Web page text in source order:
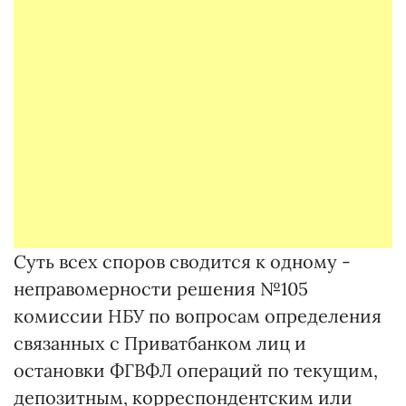
Суть всех споров сводится к одному -
неправомерности решения №105
комиссии НБУ по вопросам определения
связанных с Приватбанком лиц и
остановки ФГВФЛ операций по текущим,
депозитным, корреспондентским или